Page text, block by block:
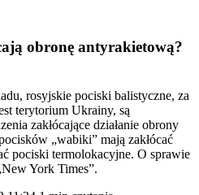
obronę antyrakietową?
rosyjskie pociski balistyczne, za
terytorium Ukrainy, są
zakłócające działanie obrony
„wabiki” mają zakłócać
pociski termolokacyjne. O sprawie
York Times”.